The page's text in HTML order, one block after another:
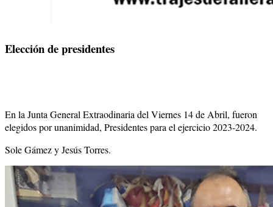
Elección de presidentes
En la Junta General Extraodinaria del Viernes 14 de Abril, fueron
elegidos por unanimidad, Presidentes para el ejercicio 2023-2024.
Sole Gámez y Jesús Torres.